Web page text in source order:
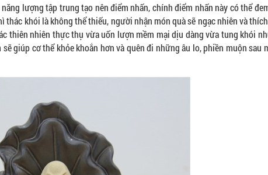
lượng tập trung tạo nên điểm nhấn, chính điểm nhấn này có thể
khói là không thể thiếu, người nhận món quà sẽ ngạc nhiên và
thiên nhiên thực thụ vừa uốn lượn mềm mại dịu dàng vừa tung khói
giúp cơ thể khỏe khoắn hơn và quên đi những âu lo, phiền muộn sau